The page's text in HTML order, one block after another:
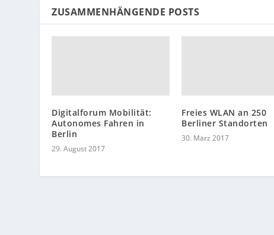
ZUSAMMENHÄNGENDE POSTS
Digitalforum Mobilität:
Autonomes Fahren in
Berlin
29. August 2017
Freies WLAN an 250
Berliner Standorten
30. März 2017